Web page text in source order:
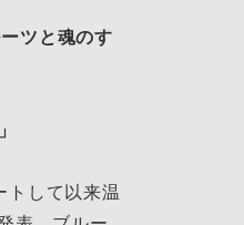
ツと魂のす
トして以来温